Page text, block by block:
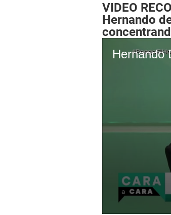
VIDEO
Hernando
Hernando